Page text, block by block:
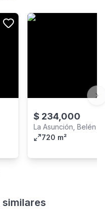
$ 234,000
La Asunción, Belén
720 m²